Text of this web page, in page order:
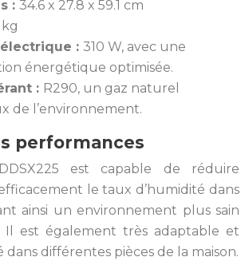
: 34.6 x 27.8 x 59.1 cm
kg
: 310 W, avec une
énergétique optimisée.
: R290, un gaz naturel
de l’environnement.
performances
est capable de réduire
le taux d’humidité dans
ainsi un environnement plus sain
Il est également très adaptable et
différentes pièces de la maison.